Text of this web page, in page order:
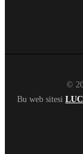
©
Bu web sitesi